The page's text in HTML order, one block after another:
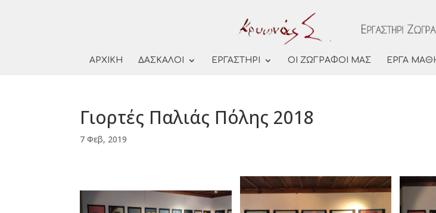
ΑΡΧΙΚΗ ΔΑΣΚΑΛΟΙ ΕΡΓΑΣΤΗΡΙ ΟΙ ΖΩΓΡΑΦΟΙ ΜΑΣ ΕΡΓΑ
Γιορτές Παλιάς Πόλης 2018
7 Φεβ, 2019